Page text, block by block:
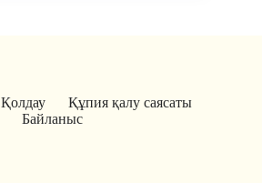
Қолдау
Құпия қалу саясаты
Байланыс